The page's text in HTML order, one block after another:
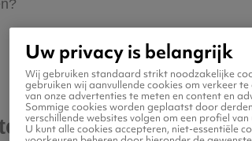
naar Brussel
Uw privacy is belangrijk
Wij gebruiken standaard strikt noodzakelijke
gebruiken wij aanvullende cookies om verkeer
van onze advertenties te meten en content en
Sommige cookies worden geplaatst door
verschillende websites volgen om een profiel
U kunt alle cookies accepteren, niet-essentiële